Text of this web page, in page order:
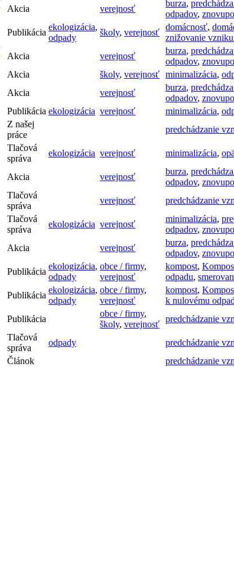
Akcia verejnosť
burza,
odpadov,
Publikácia
ekologizácia,
odpady
školy, verejnosť
domácnosť,
znižovanie
Akcia verejnosť
burza,
odpadov,
Akcia školy, verejnosť minimalizácia,
Akcia verejnosť
burza,
odpadov,
Publikácia ekologizácia verejnosť minimalizácia,
Z našej
práce
predchádzanie
Tlačová
správa
ekologizácia verejnosť minimalizácia,
Akcia verejnosť
burza,
odpadov,
Tlačová
správa
verejnosť predchádzanie
Tlačová
správa
ekologizácia verejnosť
minimalizácia,
odpadov,
Akcia verejnosť
burza,
odpadov,
Publikácia
ekologizácia,
odpady
obce / firmy,
verejnosť
kompost,
odpadu,
Publikácia
ekologizácia,
odpady
obce / firmy,
verejnosť
kompost,
k nulovému
Publikácia
obce / firmy,
školy, verejnosť
predchádzanie
Tlačová
správa
odpady predchádzanie
Článok predchádzanie